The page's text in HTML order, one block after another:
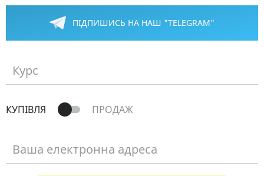
ПІДПИШИСЬ НА НАШ "TELEGRAM"
Курс
КУПІВЛЯ ПРОДАЖ
Ваша електронна адреса